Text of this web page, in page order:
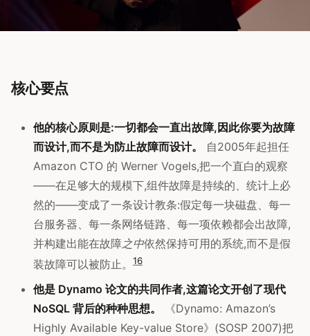
核心要点
他的核心原则是:一切都会一直出故障,因此你要为故障
而设计,而不是为防止故障而设计。
自2005年起担任
Amazon CTO 的 Werner Vogels,把一个直白的观察
——在足够大的规模下,组件故障是持续的、统计上必
然的——变成了一条设计教条:假定每一块磁盘、每一
台服务器、每一条网络链路、每一项依赖都会出故障,
并构建出能在故障之中依然保持可用的系统,而不是假
装故障可以被防止。
16
他是 Dynamo 论文的共同作者,这篇论文开创了现代
NoSQL 背后的种种思想。
《Dynamo: Amazon’s
Highly Available Key-value Store》(SOSP 2007)把